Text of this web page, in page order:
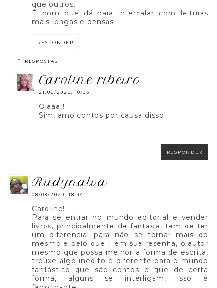
que outros.
É bom que dá para intercalar com leituras
mais longas e densas
RESPONDER
RESPOSTAS
caroline ribeiro
21/08/2020, 10:33
Olaaar!
Sim, amo contos por causa disso!
RESPONDER
rudynalva
08/08/2020, 18:04
Caroline!
Para se entrar no mundo editorial e vender
livros, principalmente de fantasia, tem de ter
um diferencial para não se tornar mais do
mesmo e pelo que li em sua resenha, o autor
mesmo que possa melhor a forma de escrita,
trouxe algo inédito e diferente para o mundo
fantástico que são contos e que de certa
forma, alguns se interligam, isso é